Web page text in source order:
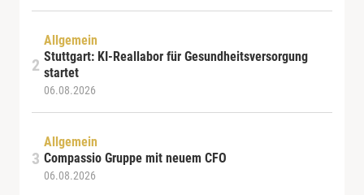
Allgemein
Stuttgart: KI-Reallabor für Gesundheitsversorgung
startet
06.08.2026
Allgemein
Compassio Gruppe mit neuem CFO
06.08.2026